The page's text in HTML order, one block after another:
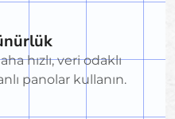
hızlı, veri odaklı
panolar kullanın.